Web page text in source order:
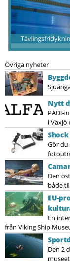
Övriga nyheter
Nytt
PADI-
i Växjö
Gör du
Den
både
EU-
En
från Viking Ship
Den 2